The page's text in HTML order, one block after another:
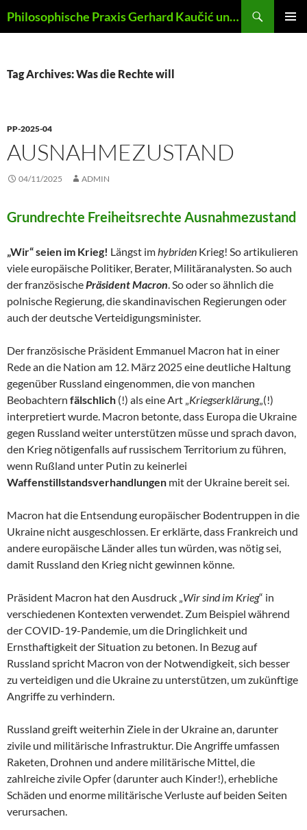
to
Philosophische Praxis Gerhard Kaučić und Anna Lydia Huber
Tag Archives: Was die Rechte will
PP-2025-04
AUSNAHMEZUSTAND
04/11/2025 ADMIN
Grundrechte Freiheitsrechte Ausnahmezustand
„Wir“ seien im Krieg! Längst imhybriden Krieg! So artikulieren
viele europäische Politiker, Berater, Militäranalysten. So auch
der französischePräsident Macron. So oder so ähnlich die
polnische Regierung, die skandinavischen Regierungen oder
auch der deutsche Verteidigungsminister.
Der französische Präsident Emmanuel Macron hat in einer
Rede an die Nation am 12. März 2025 eine deutliche Haltung
gegenüber Russland eingenommen, die von manchen
Beobachtern fälschlich (!) als eine Art „Kriegserklärung„(!)
interpretiert wurde. Macron betonte, dass Europa die Ukraine
gegen Russland weiter unterstützen müsse und sprach davon,
den Krieg nötigenfalls auf russischem Territorium zu führen,
wenn Rußland unter Putin zu keinerlei
Waffenstillstandsverhandlungen mit der Ukraine bereit sei.
Macron hat die Entsendung europäischer Bodentruppen in die
Ukraine nicht ausgeschlossen. Er erklärte, dass Frankreich und
andere europäische Länder alles tun würden, was nötig sei,
damit Russland den Krieg nicht gewinnen könne.
Präsident Macron hat den Ausdruck „Wir sind im Krieg“ in
verschiedenen Kontexten verwendet. Zum Beispiel während
der COVID-19-Pandemie, um die Dringlichkeit und
Ernsthaftigkeit der Situation zu betonen. In Bezug auf
Russland spricht Macron von der Notwendigkeit, sich besser
zu verteidigen und die Ukraine zu unterstützen, um zukünftige
Angriffe zu verhindern.
Russland greift weiterhin Ziele in der Ukraine an, darunter
zivile und militärische Infrastruktur. Die Angriffe umfassen
Raketen, Drohnen und andere militärische Mittel, die
zahlreiche zivile Opfer (darunter auch Kinder!), erhebliche
Schäden und enorme militärische Verluste auf beiden Seiten
verursachen.